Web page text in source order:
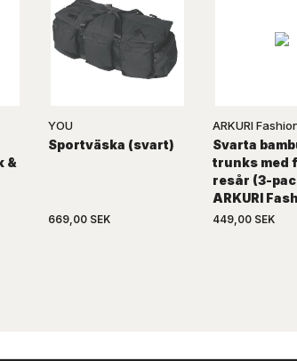
&
YOU
Sportväska (svart)
669,00 SEK
ARKURI
Svarta
trunks med
resår (3-
ARKURI
449,00 SEK